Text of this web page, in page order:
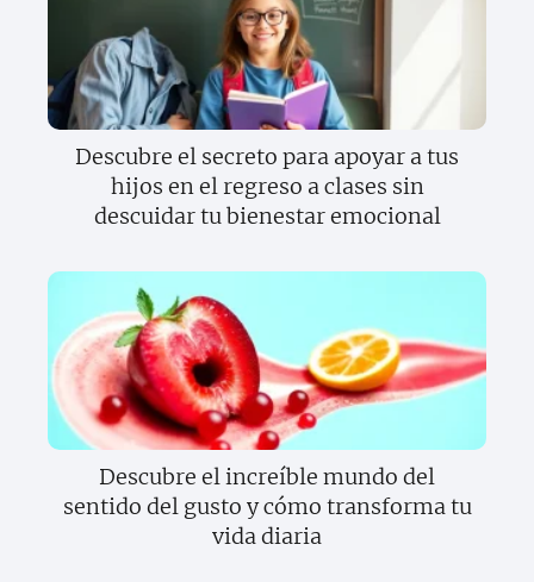
Descubre el secreto para apoyar a tus
hijos en el regreso a clases sin
descuidar tu bienestar emocional
Descubre el increíble mundo del
sentido del gusto y cómo transforma tu
vida diaria